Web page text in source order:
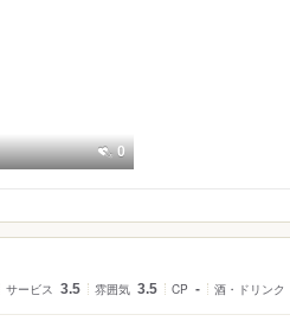
0
サービス 3.5 雰囲気 3.5 CP - 酒・ドリンク